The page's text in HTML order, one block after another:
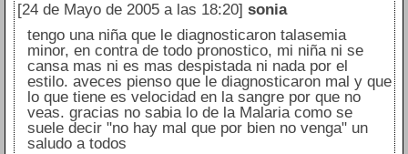
[24 de Mayo de 2005 a las 18:20] sonia
tengo una niña que le diagnosticaron talasemia
minor, en contra de todo pronostico, mi niña ni se
cansa mas ni es mas despistada ni nada por el
estilo. aveces pienso que le diagnosticaron mal y que
lo que tiene es velocidad en la sangre por que no
veas. gracias no sabia lo de la Malaria como se
suele decir "no hay mal que por bien no venga" un
saludo a todos